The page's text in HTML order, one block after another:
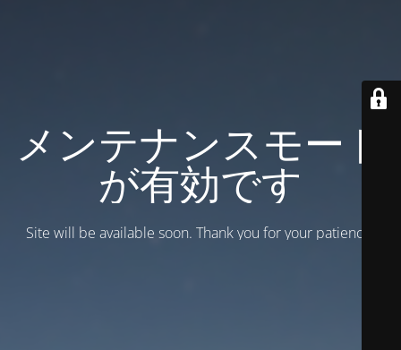
メンテナンスモード
が有効です
Site will be available soon. Thank you for your patience!